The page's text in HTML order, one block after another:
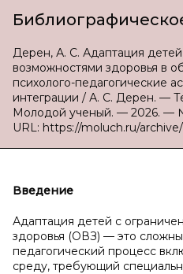
Дерен, А. С. Адаптация
возможностями здоровья в
психолого-педагогические
интеграции / А. С. Дерен. —
Молодой ученый. — 2026. —
URL: https://moluch.ru/archive/
Введение
Адаптация детей с
здоровья (ОВЗ) — это
педагогический процесс
среду, требующий